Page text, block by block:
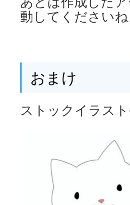
動してくださいね
おまけ
ストックイラスト